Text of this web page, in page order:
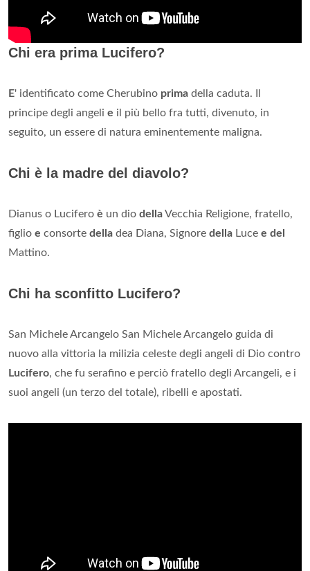
Chi era prima Lucifero?
E' identificato come Cherubino prima della caduta. Il
principe degli angeli e il più bello fra tutti, divenuto, in
seguito, un essere di natura eminentemente maligna.
Chi è la madre del diavolo?
Dianus o Lucifero è un dio dellaVecchia Religione, fratello,
figlio e consorte della dea Diana, Signore della Luce e del
Mattino.
Chi ha sconfitto Lucifero?
San Michele Arcangelo San Michele Arcangelo guida di
nuovo alla vittoria la milizia celeste degli angeli di Dio contro
Lucifero, che fu serafino e perciò fratello degli Arcangeli, e i
suoi angeli (un terzo del totale), ribelli e apostati.